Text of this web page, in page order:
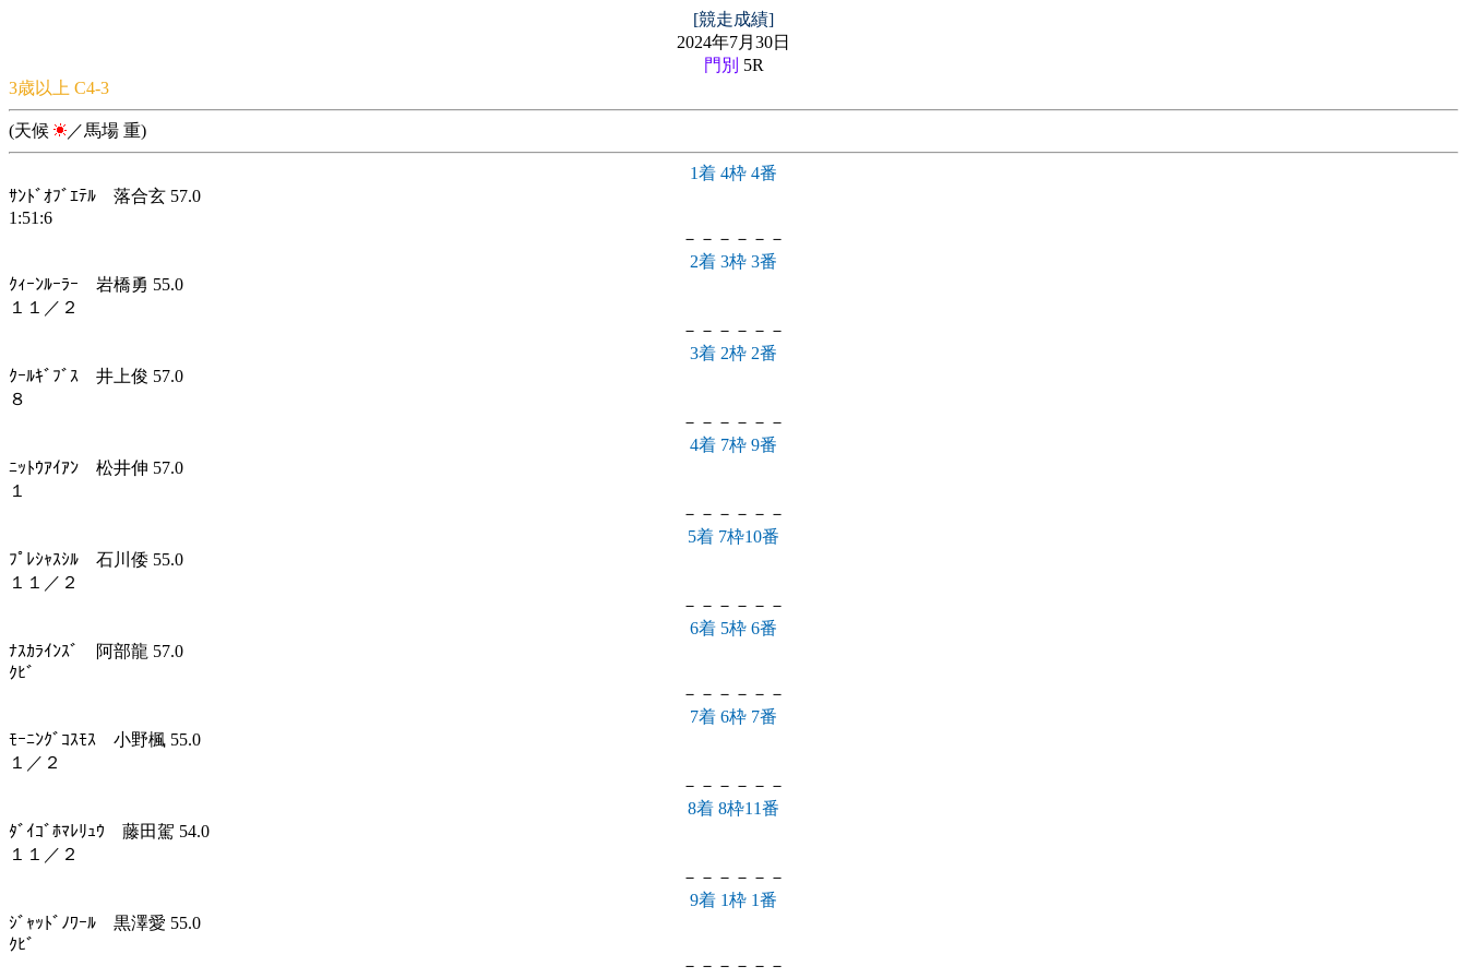
[競走成績]
2024年7月30日
門別 5R
3歳以上 C4-3
(天候 ／馬場 重)
1着 4枠 4番
ｻﾝﾄﾞｵﾌﾞｴﾃﾙ 落合玄 57.0
1:51:6
－－－－－－
2着 3枠 3番
ｸｨｰﾝﾙｰﾗｰ 岩橋勇 55.0
１１／２
－－－－－－
3着 2枠 2番
ｸｰﾙｷﾞﾌﾞｽ 井上俊 57.0
８
－－－－－－
4着 7枠 9番
ﾆｯﾄｳｱｲｱﾝ 松井伸 57.0
１
－－－－－－
5着 7枠10番
ﾌﾟﾚｼｬｽｼﾙ 石川倭 55.0
１１／２
－－－－－－
6着 5枠 6番
ﾅｽｶﾗｲﾝｽﾞ 阿部龍 57.0
ｸﾋﾞ
－－－－－－
7着 6枠 7番
ﾓｰﾆﾝｸﾞｺｽﾓｽ 小野楓 55.0
１／２
－－－－－－
8着 8枠11番
ﾀﾞｲｺﾞﾎﾏﾚﾘｭｳ 藤田駕 54.0
１１／２
－－－－－－
9着 1枠 1番
ｼﾞｬｯﾄﾞﾉﾜｰﾙ 黒澤愛 55.0
ｸﾋﾞ
－－－－－－